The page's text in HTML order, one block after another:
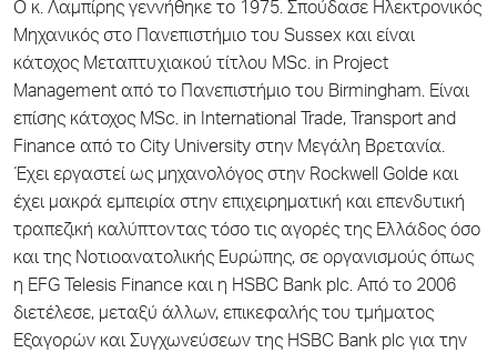
Ο κ. Λαμπίρης γεννήθηκε το 1975. Σπούδασε Ηλεκτρονικός
Μηχανικός στο Πανεπιστήμιο του Sussex και είναι
κάτοχος Μεταπτυχιακού τίτλου MSc. in Project
Management από το Πανεπιστήμιο του Birmingham. Είναι
επίσης κάτοχος MSc. in International Trade, Transport and
Finance από το City University στην Μεγάλη Βρετανία.
Έχει εργαστεί ως μηχανολόγος στην Rockwell Golde και
έχει μακρά εμπειρία στην επιχειρηματική και επενδυτική
τραπεζική καλύπτοντας τόσο τις αγορές της Ελλάδος όσο
και της Νοτιοανατολικής Ευρώπης, σε οργανισμούς όπως
η EFG Telesis Finance και η HSBC Bank plc. Από το 2006
διετέλεσε, μεταξύ άλλων, επικεφαλής του τμήματος
Εξαγορών και Συγχωνεύσεων της HSBC Bank plc για την